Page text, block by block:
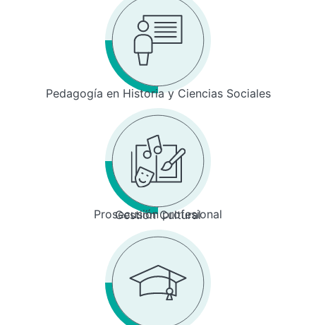
Pedagogía en Historia y Ciencias Sociales
Prosecusión profesional
Gestión Cultural